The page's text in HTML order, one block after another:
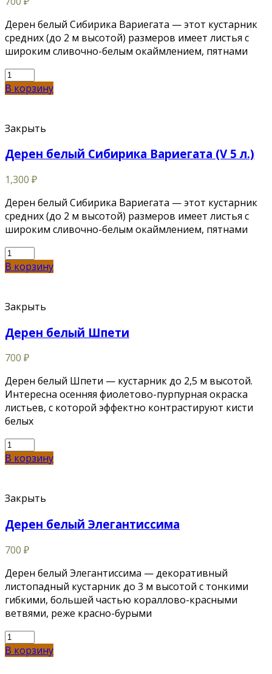
Дерен белый Сибирика Вариегата — этот кустарник
средних (до 2 м высотой) размеров имеет листья с
широким сливочно-белым окаймлением, пятнами
В корзину
Закрыть
Дерен белый Сибирика Вариегата (V 5 л.)
1,300 ₽
Дерен белый Сибирика Вариегата — этот кустарник
средних (до 2 м высотой) размеров имеет листья с
широким сливочно-белым окаймлением, пятнами
В корзину
Закрыть
Дерен белый Шпети
700 ₽
Дерен белый Шпети — кустарник до 2,5 м высотой.
Интересна осенняя фиолетово-пурпурная окраска
листьев, с которой эффектно контрастируют кисти
белых
В корзину
Закрыть
Дерен белый Элегантиссима
700 ₽
Дерен белый Элегантиссима — декоративный
листопадный кустарник до 3 м высотой с тонкими
гибкими, большей частью кораллово-красными
ветвями, реже красно-бурыми
В корзину